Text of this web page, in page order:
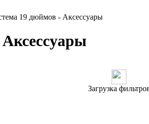
19 дюймов - Аксессуары
Загрузка